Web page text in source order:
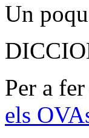
Un
Per a
els